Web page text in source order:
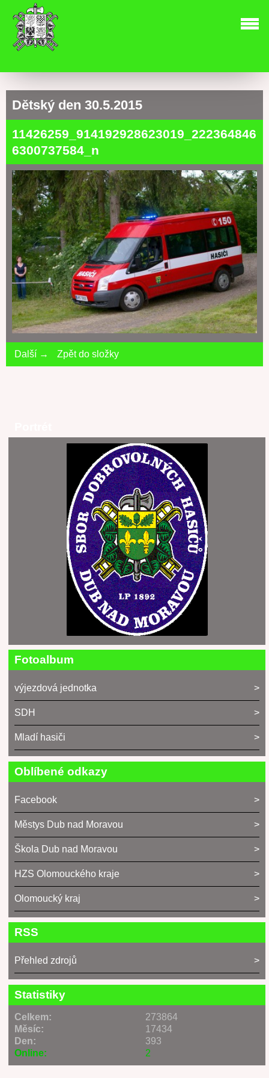
Dětský den 30.5.2015
11426259_914192928623019_222364846
6300737584_n
Další → Zpět do složky
Fotoalbum
výjezdová jednotka
SDH
Mladí hasiči
Oblíbené odkazy
Facebook
Městys Dub nad Moravou
Škola Dub nad Moravou
HZS Olomouckého kraje
Olomoucký kraj
RSS
Přehled zdrojů
Statistiky
Online: 2
Celkem:
273864
Měsíc:
17434
Den:
393